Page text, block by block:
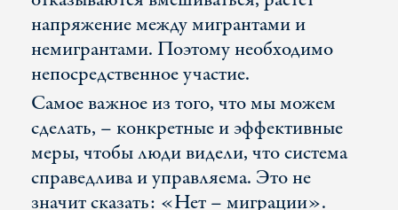
напряжение между мигрантами и
немигрантами. Поэтому необходимо
непосредственное участие.
Самое важное из того, что мы можем
сделать, – конкретные и эффективные
меры, чтобы люди видели, что система
справедлива и управляема. Это не
значит сказать: «Нет – миграции».